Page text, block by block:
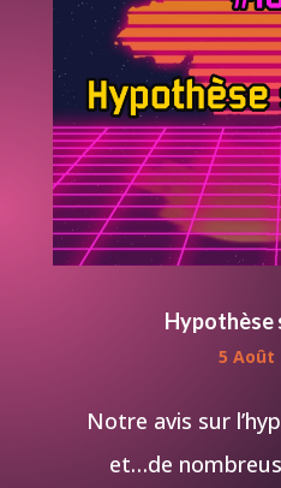
Hypothèse
5 Août
Notre avis sur
et…de